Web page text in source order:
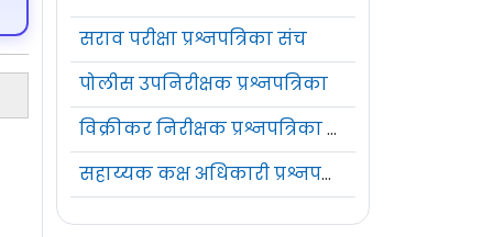
सराव परीक्षा प्रश्नपत्रिका संच
पोलीस उपनिरीक्षक प्रश्नपत्रिका
विक्रीकर निरीक्षक प्रश्नपत्रिका संच
सहाय्यक कक्ष अधिकारी प्रश्नपत्रिका संच